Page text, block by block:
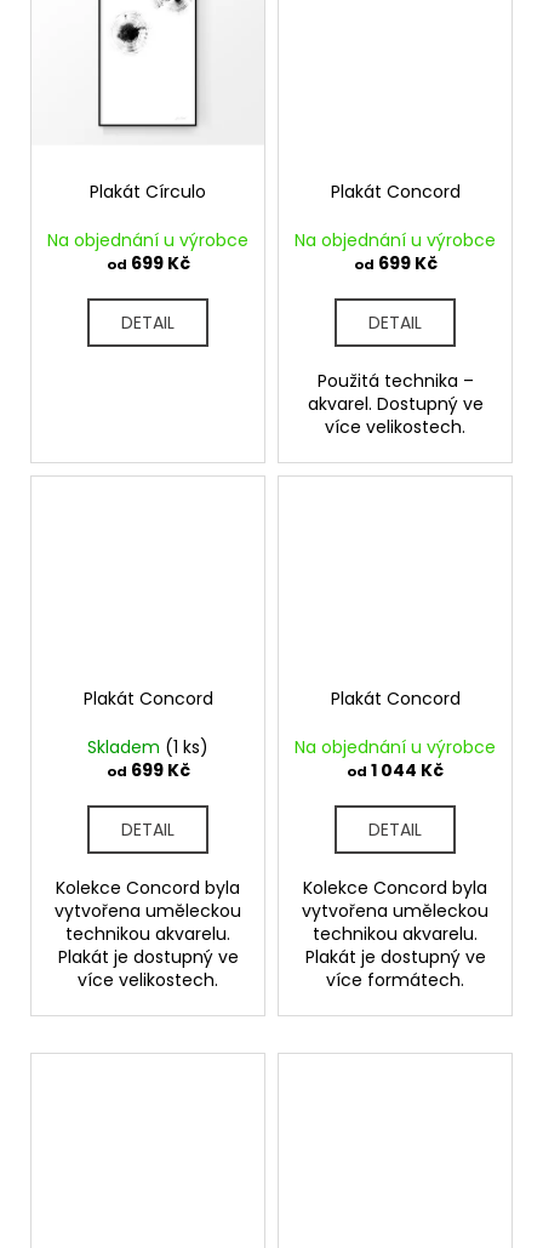
Plakát Círculo
Na objednání u výrobce
od 699 Kč
DETAIL
Plakát Concord
Na objednání u výrobce
od 699 Kč
DETAIL
Použitá technika –
akvarel. Dostupný ve
více velikostech.
Plakát Concord
Skladem (1 ks)
od 699 Kč
DETAIL
Kolekce Concord byla
vytvořena uměleckou
technikou akvarelu.
Plakát je dostupný ve
více velikostech.
Plakát Concord
Na objednání u výrobce
od 1 044 Kč
DETAIL
Kolekce Concord byla
vytvořena uměleckou
technikou akvarelu.
Plakát je dostupný ve
více formátech.